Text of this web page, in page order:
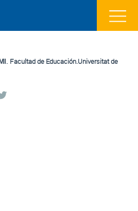
Facultad de Educación.Universitat de